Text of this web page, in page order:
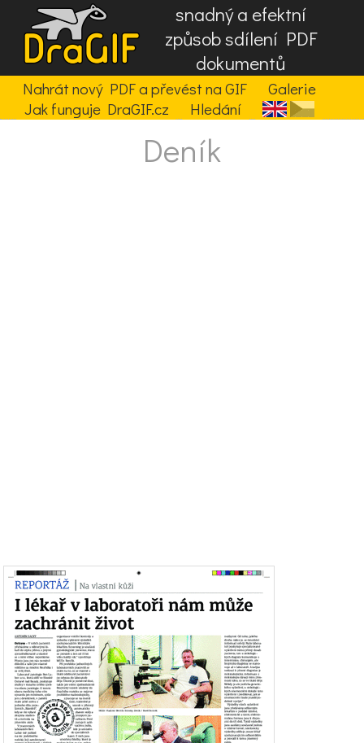
snadný a efektní
způsob sdílení PDF
dokumentů
Nahrát nový PDF a převést na GIF
Galerie
Jak funguje DraGIF.cz
Hledání
Deník